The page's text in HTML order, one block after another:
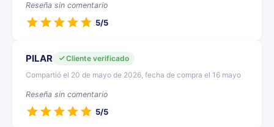
Reseña sin comentario
5/5
PILAR
Cliente verificado
Compartió el 20 de mayo de 2026, fecha de compra el 16 mayo
Reseña sin comentario
5/5